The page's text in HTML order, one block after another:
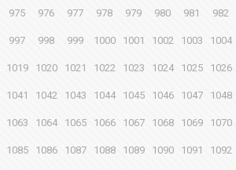
975 976 977 978 979 980 981 982
997 998 999 1000 1001 1002 1003 1004
1019 1020 1021 1022 1023 1024 1025 1026
1041 1042 1043 1044 1045 1046 1047 1048
1063 1064 1065 1066 1067 1068 1069 1070
1085 1086 1087 1088 1089 1090 1091 1092